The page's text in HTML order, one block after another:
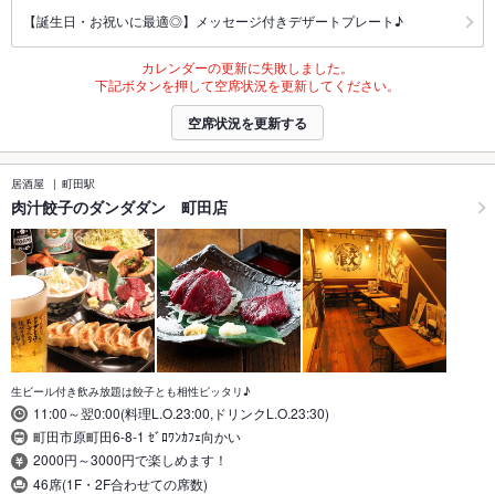
【誕生日・お祝いに最適◎】メッセージ付きデザートプレート♪
カレンダーの更新に失敗しました。
下記ボタンを押して空席状況を更新してください。
空席状況を更新する
居酒屋 町田駅
肉汁餃子のダンダダン 町田店
生ビール付き飲み放題は餃子とも相性ピッタリ♪
11:00～翌0:00(料理L.O.23:00,ドリンクL.O.23:30)
町田市原町田6-8-1 ｾﾞﾛﾜﾝｶﾌｪ向かい
2000円～3000円で楽しめます！
46席(1F・2F合わせての席数)